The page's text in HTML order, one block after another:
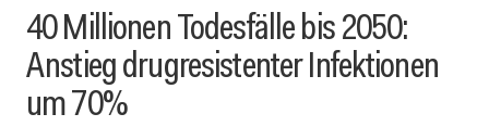
40 Millionen Todesfälle bis 2050:
Anstieg drugresistenter Infektionen
um 70%